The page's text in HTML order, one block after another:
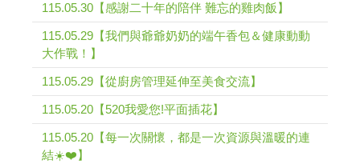
115.05.30【感謝二十年的陪伴 難忘的雞肉飯】
115.05.29【我們與爺爺奶奶的端午香包＆健康動動
大作戰！】
115.05.29【從廚房管理延伸至美食交流】
115.05.20【520我愛您!平面插花】
115.05.20【每一次關懷，都是一次資源與溫暖的連
結☀️❤️】